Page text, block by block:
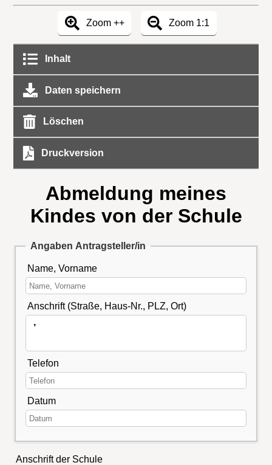
Zoom ++ Zoom 1:1
Inhalt
Daten speichern
Löschen
Druckversion
Abmeldung meines
Kindes von der Schule
Angaben Antragsteller/in
Name, Vorname
Anschrift (Straße, Haus-Nr., PLZ, Ort)
Telefon
Datum
Anschrift der Schule